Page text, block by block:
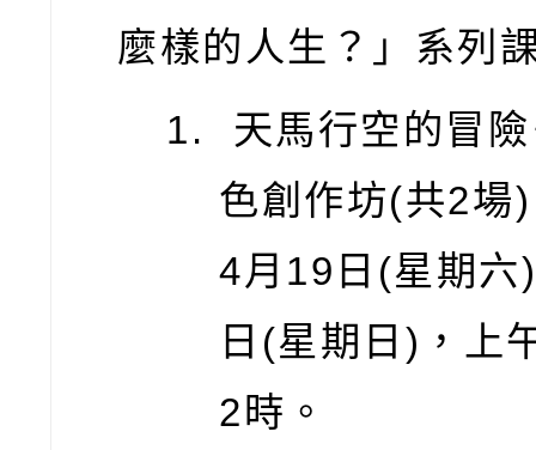
麼樣的人生？」系列
天馬行空的冒
色創作坊(共2場)
4月 19 日 (星期六
日 (星期日 ) ，上
2 時。